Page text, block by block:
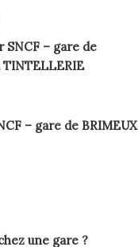
SNCF – gare de
TINTELLERIE
– gare de BRIMEUX
une gare ?